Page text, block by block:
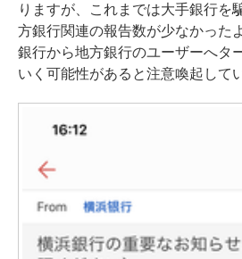
りますが、これまでは大手銀行を
方銀行関連の報告数が少なかった
銀行から地方銀行のユーザーへタ
いく可能性があると注意喚起して